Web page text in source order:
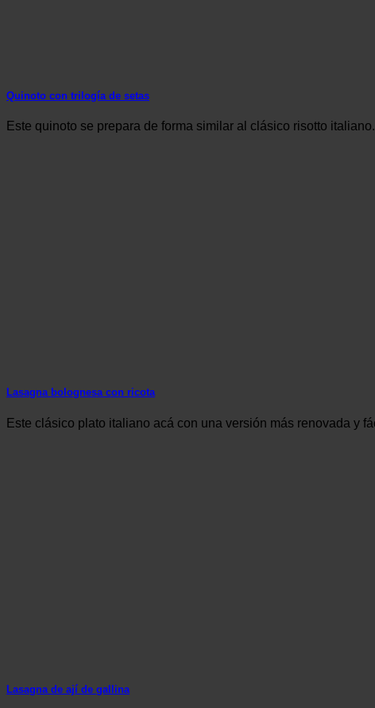
Quinoto con trilogía de setas
Este quinoto se prepara de forma similar al clásico risotto
Lasagna bolognesa con ricota
Este clásico plato italiano acá con una versión más renovada y
Lasagna de ají de gallina